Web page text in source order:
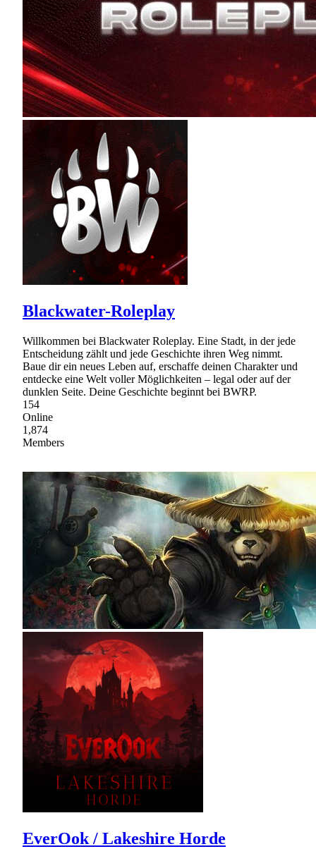
Blackwater-Roleplay
Willkommen bei Blackwater Roleplay. Eine Stadt, in der jede
Entscheidung zählt und jede Geschichte ihren Weg nimmt.
Baue dir ein neues Leben auf, erschaffe deinen Charakter und
entdecke eine Welt voller Möglichkeiten – legal oder auf der
dunklen Seite. Deine Geschichte beginnt bei BWRP.
154
Online
1,874
Members
EverOok / Lakeshire Horde